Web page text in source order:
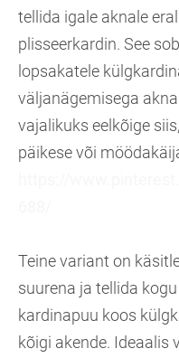
tellida igale aknale
plisseerkardin. See
lopsakatele
väljanägemisega
vajalikuks eelkõige
päikese või
Teine variant on
suurena ja tellida
kardinapuu koos
kõigi akende. Ideaalis